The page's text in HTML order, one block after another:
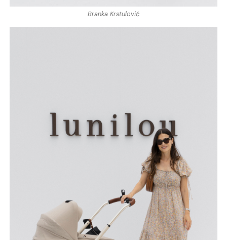
Branka Krstulović